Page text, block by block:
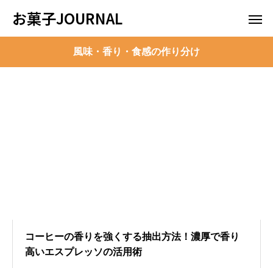
お菓子JOURNAL
風味・香り・食感の作り分け
コーヒーの香りを強くする抽出方法！濃厚で香り
高いエスプレッソの活用術